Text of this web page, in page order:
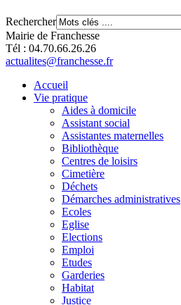
Rechercher
Mairie de Franchesse
Tél : 04.70.66.26.26
actualites@franchesse.fr
Accueil
Vie pratique
Aides à domicile
Assistant social
Assistantes maternelles
Bibliothèque
Centres de loisirs
Cimetière
Déchets
Démarches administratives
Ecoles
Eglise
Elections
Emploi
Etudes
Garderies
Habitat
Justice